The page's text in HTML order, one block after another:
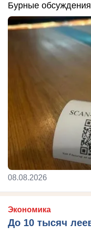
Бурные
08.08.2026
Экономика
До 10 тысяч